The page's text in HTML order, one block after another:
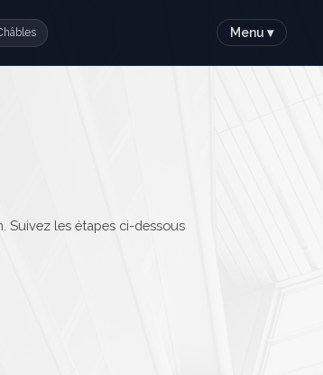
Menu ▾
Suivez les étapes ci-dessous